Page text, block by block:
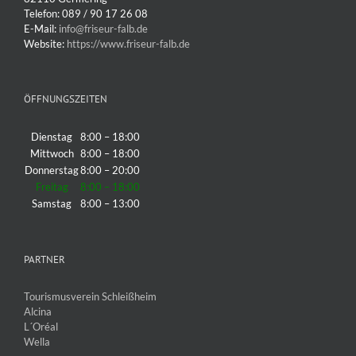
Telefon: 089 / 90 17 26 08
E-Mail: info@friseur-falb.de
Website: https://www.friseur-falb.de
ÖFFNUNGSZEITEN
Dienstag
8:00 – 18:00
Mittwoch 8:00 – 18:00
Donnerstag8:00 – 20:00
Freitag
8:00 – 18:00
Samstag
8:00 – 13:00
PARTNER
Tourismusverein Schleißheim
Alcina
L´Oréal
Wella